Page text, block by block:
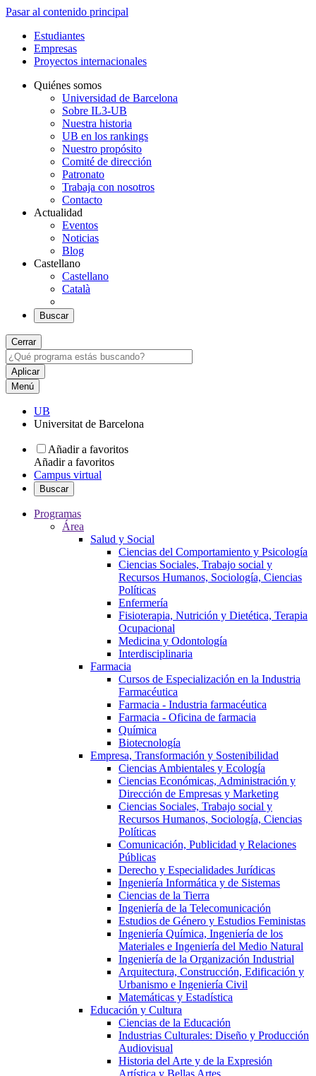
Pasar al contenido principal
Estudiantes
Empresas
Proyectos internacionales
Quiénes somos
Universidad de Barcelona
Sobre IL3-UB
Nuestra historia
UB en los rankings
Nuestro propósito
Comité de dirección
Patronato
Trabaja con nosotros
Contacto
Actualidad
Eventos
Noticias
Blog
Castellano
Castellano
Català
Buscar
Cerrar
Menú
UB
Universitat de Barcelona
Añadir a favoritos
Añadir a favoritos
Campus virtual
Buscar
Programas
Área
Salud y Social
Ciencias del Comportamiento y Psicología
Ciencias Sociales, Trabajo social y
Recursos Humanos, Sociología, Ciencias
Políticas
Enfermería
Fisioterapia, Nutrición y Dietética, Terapia
Ocupacional
Medicina y Odontología
Interdisciplinaria
Farmacia
Cursos de Especialización en la Industria
Farmacéutica
Farmacia - Industria farmacéutica
Farmacia - Oficina de farmacia
Química
Biotecnología
Empresa, Transformación y Sostenibilidad
Ciencias Ambientales y Ecología
Ciencias Económicas, Administración y
Dirección de Empresas y Marketing
Ciencias Sociales, Trabajo social y
Recursos Humanos, Sociología, Ciencias
Políticas
Comunicación, Publicidad y Relaciones
Públicas
Derecho y Especialidades Jurídicas
Ingeniería Informática y de Sistemas
Ciencias de la Tierra
Ingeniería de la Telecomunicación
Estudios de Género y Estudios Feministas
Ingeniería Química, Ingeniería de los
Materiales e Ingeniería del Medio Natural
Ingeniería de la Organización Industrial
Arquitectura, Construcción, Edificación y
Urbanismo e Ingeniería Civil
Matemáticas y Estadística
Educación y Cultura
Ciencias de la Educación
Industrias Culturales: Diseño y Producción
Audiovisual
Historia del Arte y de la Expresión
Artística y Bellas Artes